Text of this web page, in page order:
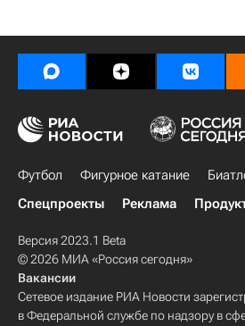
Футбол Фигурное катание
Спецпроекты
Реклама
Версия 2023.1 Beta
© 2026 МИА «Россия сегодня»
Вакансии
Сетевое издание РИА Новости
в Федеральной службе по надзору в